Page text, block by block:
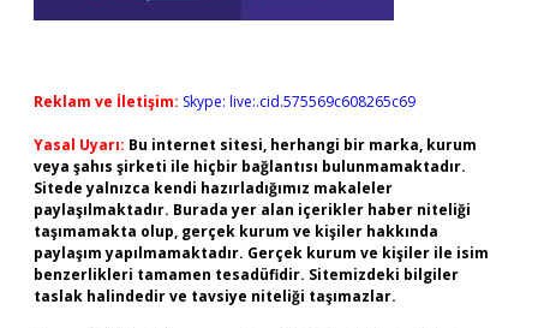
Reklam ve İletişim: Skype: live:.cid.575569c608265c69
Yasal Uyarı: Bu internet sitesi, herhangi bir marka, kurum
veya şahıs şirketi ile hiçbir bağlantısı bulunmamaktadır.
Sitede yalnızca kendi hazırladığımız makaleler
paylaşılmaktadır. Burada yer alan içerikler haber niteliği
taşımamakta olup, gerçek kurum ve kişiler hakkında
paylaşım yapılmamaktadır. Gerçek kurum ve kişiler ile isim
benzerlikleri tamamen tesadüfidir. Sitemizdeki bilgiler
taslak halindedir ve tavsiye niteliği taşımazlar.